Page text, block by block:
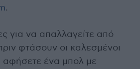
.
για να απαλλαγείτε από
φτάσουν οι καλεσμένοι
αφήσετε ένα μπολ με